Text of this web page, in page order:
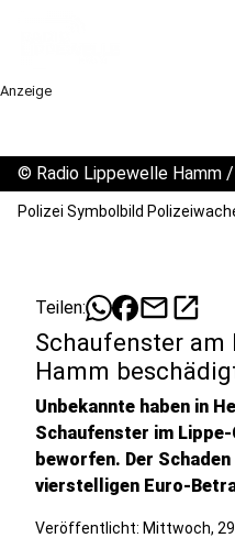
Anzeige
© Radio Lippewelle Hamm
Polizei Symbolbild
Teilen: mailopen_in_new
Schaufenster am
Hamm
Unbekannte haben in
Schaufenster im
beworfen. Der
vierstelligen Euro-
Veröffentlicht: Mittwoch,